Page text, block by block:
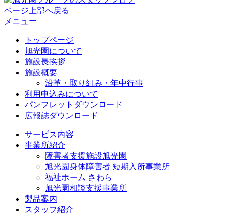
ページ上部へ戻る
メニュー
トップページ
旭光園について
施設長挨拶
施設概要
沿革・取り組み・年中行事
利用申込みについて
パンフレットダウンロード
広報誌ダウンロード
サービス内容
事業所紹介
障害者支援施設旭光園
旭光園身体障害者 短期入所事業所
福祉ホーム さわら
旭光園相談支援事業所
製品案内
スタッフ紹介